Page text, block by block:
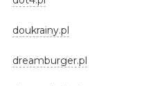
doukrainy.pl
dreamburger.pl